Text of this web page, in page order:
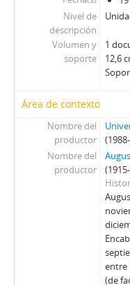
Nivel de
descripción
Volumen y
soporte
1
12,6
Área de contexto
Nombre del
productor
Nombre del
productor
entre
(de